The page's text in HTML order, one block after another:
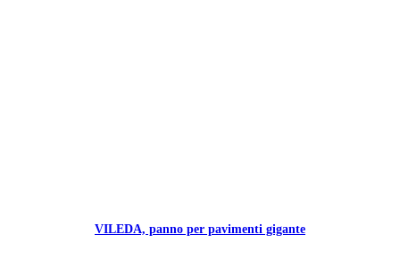
VILEDA, panno per pavimenti gigante